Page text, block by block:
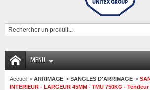
MENU
Accueil > ARRIMAGE > SANGLES D'ARRIMAGE >
INTERIEUR - LARGEUR 45MM - TMU 750KG -